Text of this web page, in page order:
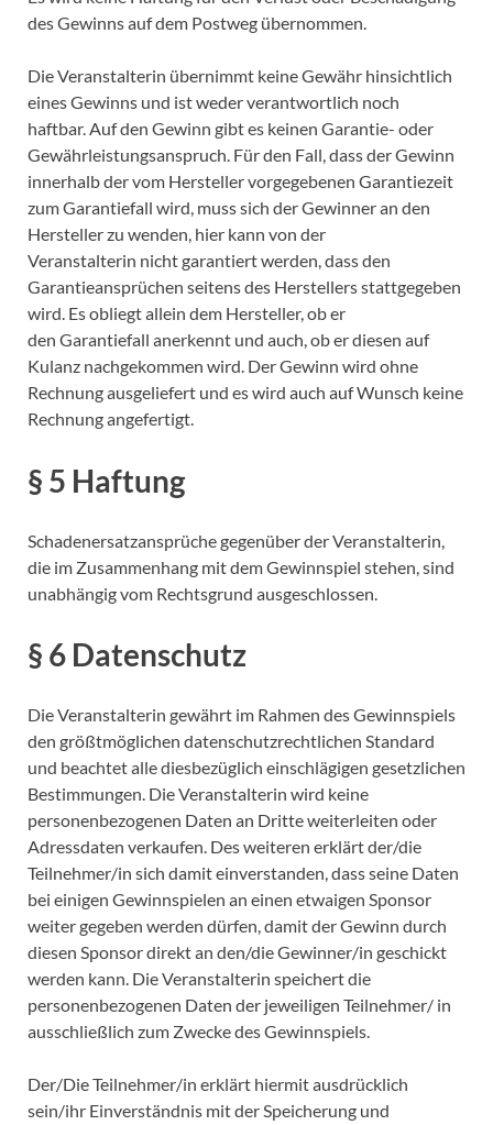
des Gewinns auf dem Postweg übernommen.
Die Veranstalterin übernimmt keine Gewähr hinsichtlich
eines Gewinns und ist weder verantwortlich noch
haftbar. Auf den Gewinn gibt es keinen Garantie- oder
Gewährleistungsanspruch. Für den Fall, dass der Gewinn
innerhalb der vom Hersteller vorgegebenen Garantiezeit
zum Garantiefall wird, muss sich der Gewinner an den
Hersteller zu wenden, hier kann von der
Veranstalterin nicht garantiert werden, dass den
Garantieansprüchen seitens des Herstellers stattgegeben
wird. Es obliegt allein dem Hersteller, ob er
den Garantiefall anerkennt und auch, ob er diesen auf
Kulanz nachgekommen wird. Der Gewinn wird ohne
Rechnung ausgeliefert und es wird auch auf Wunsch keine
Rechnung angefertigt.
§ 5 Haftung
Schadenersatzansprüche gegenüber der Veranstalterin,
die im Zusammenhang mit dem Gewinnspiel stehen, sind
unabhängig vom Rechtsgrund ausgeschlossen.
§ 6 Datenschutz
Die Veranstalterin gewährt im Rahmen des Gewinnspiels
den größtmöglichen datenschutzrechtlichen Standard
und beachtet alle diesbezüglich einschlägigen gesetzlichen
Bestimmungen. Die Veranstalterin wird keine
personenbezogenen Daten an Dritte weiterleiten oder
Adressdaten verkaufen. Des weiteren erklärt der/die
Teilnehmer/in sich damit einverstanden, dass seine Daten
bei einigen Gewinnspielen an einen etwaigen Sponsor
weiter gegeben werden dürfen, damit der Gewinn durch
diesen Sponsor direkt an den/die Gewinner/in geschickt
werden kann. Die Veranstalterin speichert die
personenbezogenen Daten der jeweiligen Teilnehmer/ in
ausschließlich zum Zwecke des Gewinnspiels.
Der/Die Teilnehmer/in erklärt hiermit ausdrücklich
sein/ihr Einverständnis mit der Speicherung und